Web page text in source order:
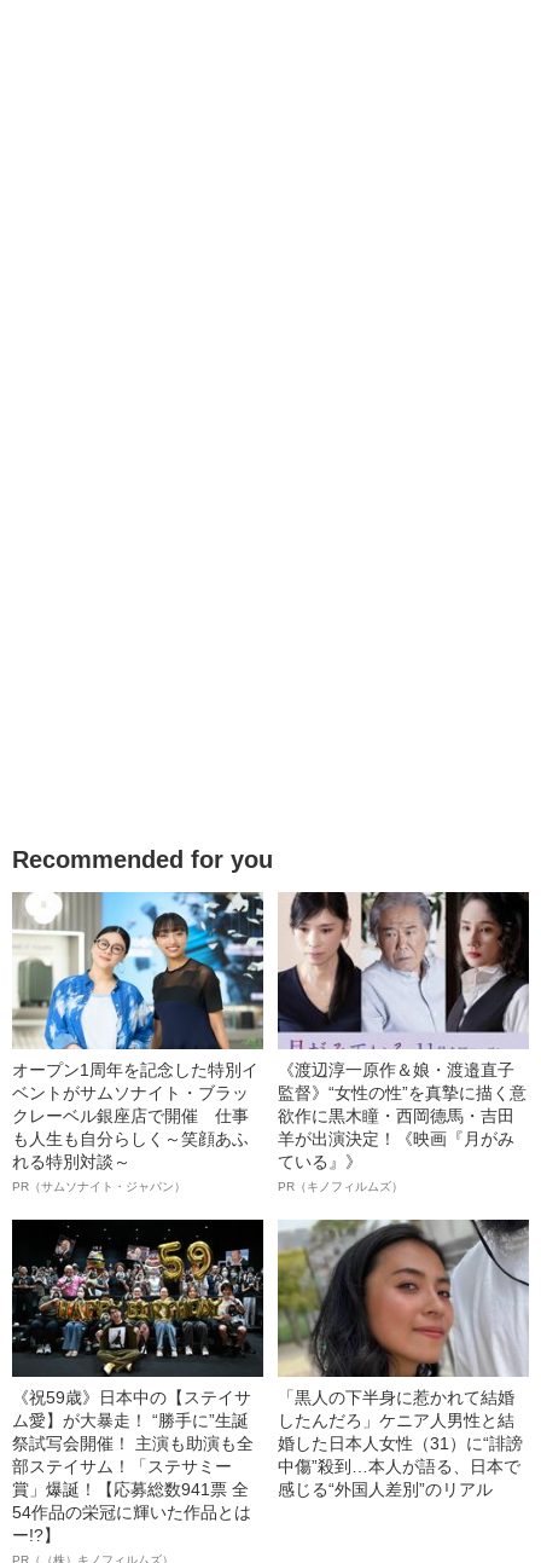
Recommended for you
オープン1周年を記念した特別イ
ベントがサムソナイト・ブラッ
クレーベル銀座店で開催 仕事
も人生も自分らしく～笑顔あふ
れる特別対談～
PR（サムソナイト・ジャパン）
《渡辺淳一原作＆娘・渡邉直子
監督》“女性の性”を真摯に描く意
欲作に黒木瞳・西岡德馬・吉田
羊が出演決定！《映画『月がみ
ている』》
PR（キノフィルムズ）
《祝59歳》日本中の【ステイサ
ム愛】が大暴走！ “勝手に”生誕
祭試写会開催！ 主演も助演も全
部ステイサム！「ステサミー
賞」爆誕！【応募総数941票 全
54作品の栄冠に輝いた作品とは
ー!?】
PR（（株）キノフィルムズ）
「黒人の下半身に惹かれて結婚
したんだろ」ケニア人男性と結
婚した日本人女性（31）に“誹謗
中傷”殺到…本人が語る、日本で
感じる“外国人差別”のリアル